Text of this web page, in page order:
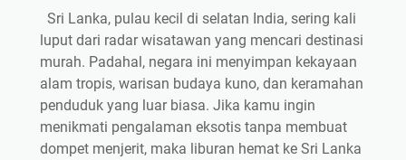
Sri Lanka, pulau kecil di selatan India, sering kali
luput dari radar wisatawan yang mencari destinasi
murah. Padahal, negara ini menyimpan kekayaan
alam tropis, warisan budaya kuno, dan keramahan
penduduk yang luar biasa. Jika kamu ingin
menikmati pengalaman eksotis tanpa membuat
dompet menjerit, maka liburan hemat ke Sri Lanka